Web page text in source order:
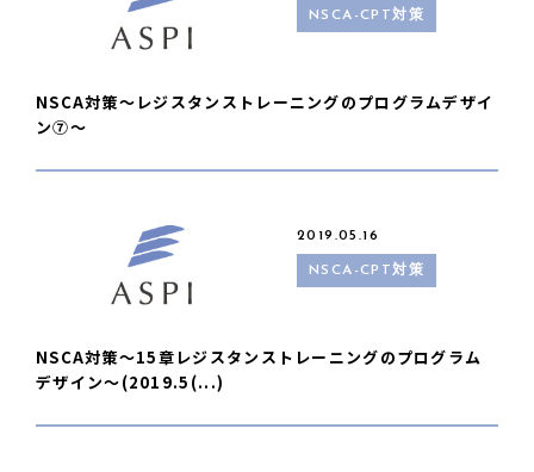
NSCA-CPT対策
NSCA対策〜レジスタンストレーニングのプログラムデザイ
ン⑦〜
2019.05.16
NSCA-CPT対策
NSCA対策〜15章レジスタンストレーニングのプログラム
デザイン〜(2019.5(...)